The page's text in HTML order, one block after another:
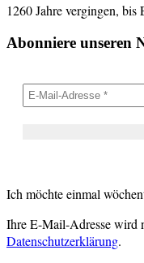
1260 Jahre vergingen,
Abonniere unseren
Ich möchte einmal
Ihre E-Mail-Adresse wird
Datenschutzerklärung.